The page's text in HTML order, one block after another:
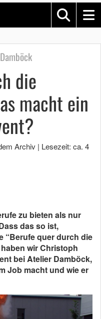
die
macht ein
Archiv | Lesezeit: ca. 4
zu bieten als nur
das so ist,
“Berufe quer durch die
wir Christoph
bei Atelier Damböck,
Job macht und wie er